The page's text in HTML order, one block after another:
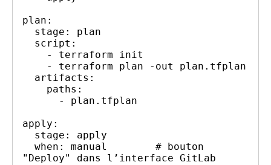
plan:
apply:
"Deploy" dans l’interface GitLab